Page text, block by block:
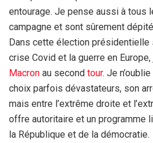
entourage. Je pense aussi à tous
campagne et sont sûrement
Dans cette élection présidentielle
crise Covid et la guerre en
Macron au second tour. Je
choix parfois dévastateurs, son
mais entre l’extrême droite et
offre autoritaire et un programme
la République et de la démocratie.